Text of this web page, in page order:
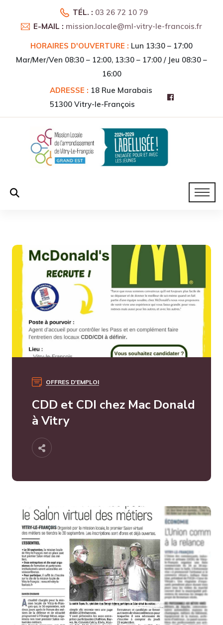
TÉL. : 03 26 72 10 79
E-MAIL : mission.locale@ml-vitry-le-francois.fr
HORAIRES D'OUVERTURE : Lun 13:30 – 17:00
Mar/Mer/Ven 08:30 – 12:00, 13:30 – 17:00 / Jeu 08:30 –
16:00
ADRESSE : 18 Rue Marabais
51300 Vitry-le-François
OFFRES D'EMPLOI
CDD et CDI chez Mac Donald
à Vitry